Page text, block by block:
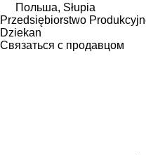
Польша, Słupia
Przedsiębiorstwo
Dziekan
Связаться с продавцом